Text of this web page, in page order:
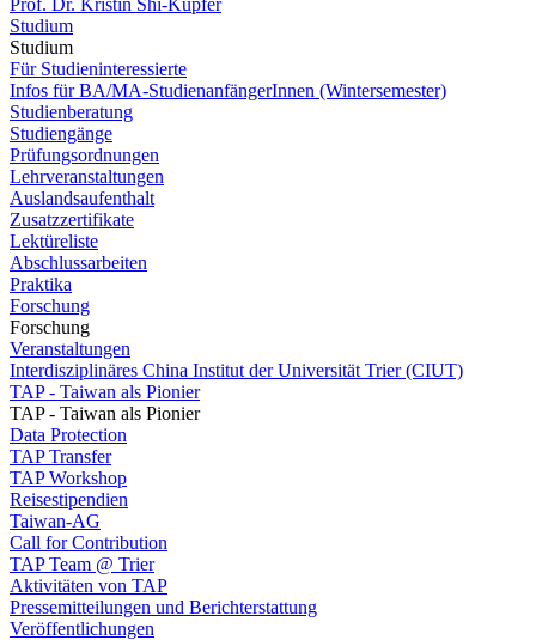
Prof. Dr. Kristin Shi-Kupfer
Studium
Studium
Für Studieninteressierte
Infos für BA/MA-StudienanfängerInnen (Wintersemester)
Studienberatung
Studiengänge
Prüfungsordnungen
Lehrveranstaltungen
Auslandsaufenthalt
Zusatzzertifikate
Lektüreliste
Abschlussarbeiten
Praktika
Forschung
Forschung
Veranstaltungen
Interdisziplinäres China Institut der Universität Trier (CIUT)
TAP - Taiwan als Pionier
TAP - Taiwan als Pionier
Data Protection
TAP Transfer
TAP Workshop
Reisestipendien
Taiwan-AG
Call for Contribution
TAP Team @ Trier
Aktivitäten von TAP
Pressemitteilungen und Berichterstattung
Veröffentlichungen